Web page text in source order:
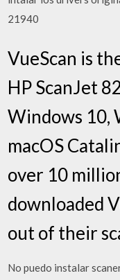
21940
VueScan is
HP ScanJet
Windows 10,
macOS
over 10
downloaded
out of their
No puedo instalar